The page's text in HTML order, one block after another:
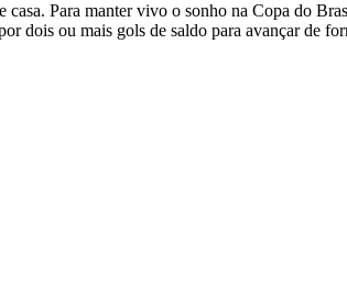
Para manter vivo o sonho na Copa do
dois ou mais gols de saldo para avançar de